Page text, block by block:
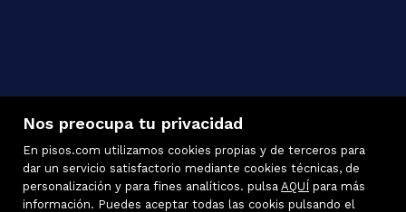
Nos preocupa tu privacidad
En pisos.com utilizamos cookies propias y de terceros para
dar un servicio satisfactorio mediante cookies técnicas, de
personalización y para fines analíticos. pulsa AQUÍ para más
información. Puedes aceptar todas las cookis pulsando el
Inmuebles destacados